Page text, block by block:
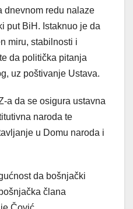
dnevnom redu nalaze
put BiH. Istaknuo je da
miru, stabilnosti i
da politička pitanja
uz poštivanje Ustava.
a da se osigura ustavna
naroda te
u Domu naroda i
da bošnjački
člana